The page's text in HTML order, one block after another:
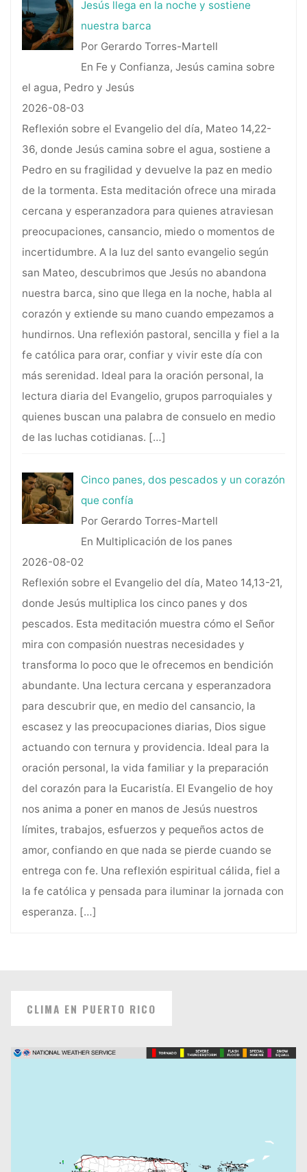
Jesús llega en la noche y sostiene
nuestra barca
Por Gerardo Torres-Martell
En Fe y Confianza, Jesús camina sobre
el agua, Pedro y Jesús
2026-08-03
Reflexión sobre el Evangelio del día, Mateo 14,22-
36, donde Jesús camina sobre el agua, sostiene a
Pedro en su fragilidad y devuelve la paz en medio
de la tormenta. Esta meditación ofrece una mirada
cercana y esperanzadora para quienes atraviesan
preocupaciones, cansancio, miedo o momentos de
incertidumbre. A la luz del santo evangelio según
san Mateo, descubrimos que Jesús no abandona
nuestra barca, sino que llega en la noche, habla al
corazón y extiende su mano cuando empezamos a
hundirnos. Una reflexión pastoral, sencilla y fiel a la
fe católica para orar, confiar y vivir este día con
más serenidad. Ideal para la oración personal, la
lectura diaria del Evangelio, grupos parroquiales y
quienes buscan una palabra de consuelo en medio
de las luchas cotidianas. […]
Cinco panes, dos pescados y un corazón
que confía
Por Gerardo Torres-Martell
En Multiplicación de los panes
2026-08-02
Reflexión sobre el Evangelio del día, Mateo 14,13-21,
donde Jesús multiplica los cinco panes y dos
pescados. Esta meditación muestra cómo el Señor
mira con compasión nuestras necesidades y
transforma lo poco que le ofrecemos en bendición
abundante. Una lectura cercana y esperanzadora
para descubrir que, en medio del cansancio, la
escasez y las preocupaciones diarias, Dios sigue
actuando con ternura y providencia. Ideal para la
oración personal, la vida familiar y la preparación
del corazón para la Eucaristía. El Evangelio de hoy
nos anima a poner en manos de Jesús nuestros
límites, trabajos, esfuerzos y pequeños actos de
amor, confiando en que nada se pierde cuando se
entrega con fe. Una reflexión espiritual cálida, fiel a
la fe católica y pensada para iluminar la jornada con
esperanza. […]
CLIMA EN PUERTO RICO